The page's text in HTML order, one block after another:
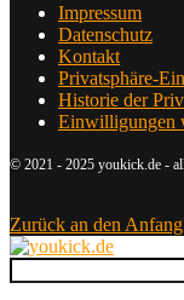
Impressum
Datenschutz
Kontakt
Privatsphäre-
Historie der
Einwilligungen
© 2021 - 2025 youkick.de -
Zurück an den Anfang